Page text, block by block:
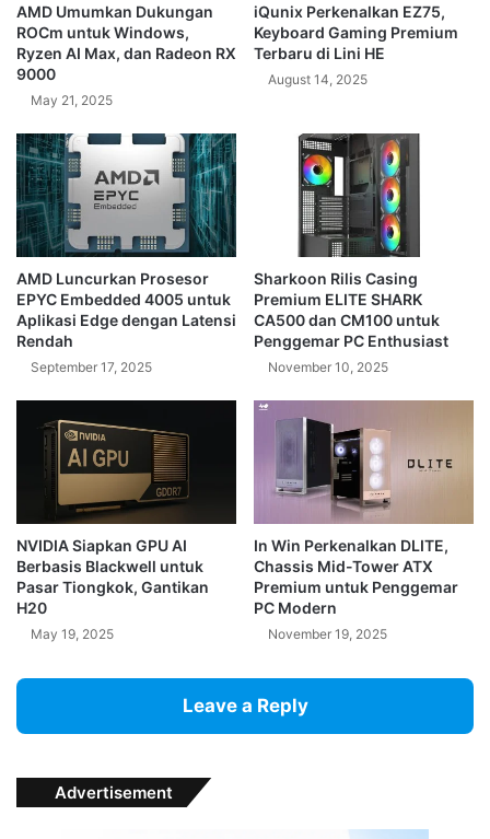
AMD Umumkan Dukungan
ROCm untuk Windows,
Ryzen AI Max, dan Radeon RX
9000
May 21, 2025
iQunix Perkenalkan EZ75,
Keyboard Gaming Premium
Terbaru di Lini HE
August 14, 2025
AMD Luncurkan Prosesor
EPYC Embedded 4005 untuk
Aplikasi Edge dengan Latensi
Rendah
September 17, 2025
Sharkoon Rilis Casing
Premium ELITE SHARK
CA500 dan CM100 untuk
Penggemar PC Enthusiast
November 10, 2025
NVIDIA Siapkan GPU AI
Berbasis Blackwell untuk
Pasar Tiongkok, Gantikan
H20
May 19, 2025
In Win Perkenalkan DLITE,
Chassis Mid-Tower ATX
Premium untuk Penggemar
PC Modern
November 19, 2025
Leave a Reply
Advertisement